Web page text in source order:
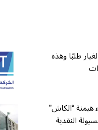
طلبًا وهذه
“الكاش”
النقدية